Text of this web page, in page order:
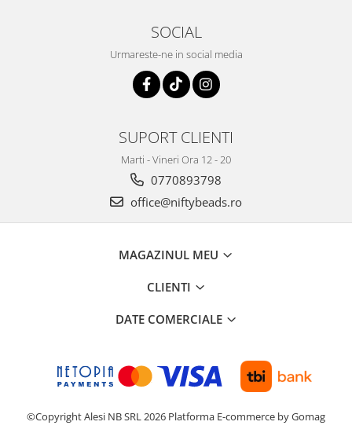
SOCIAL
Urmareste-ne in social media
SUPORT CLIENTI
Marti - Vineri Ora 12 - 20
0770893798
office@niftybeads.ro
MAGAZINUL MEU
CLIENTI
DATE COMERCIALE
©Copyright Alesi NB SRL 2026 Platforma E-commerce by Gomag